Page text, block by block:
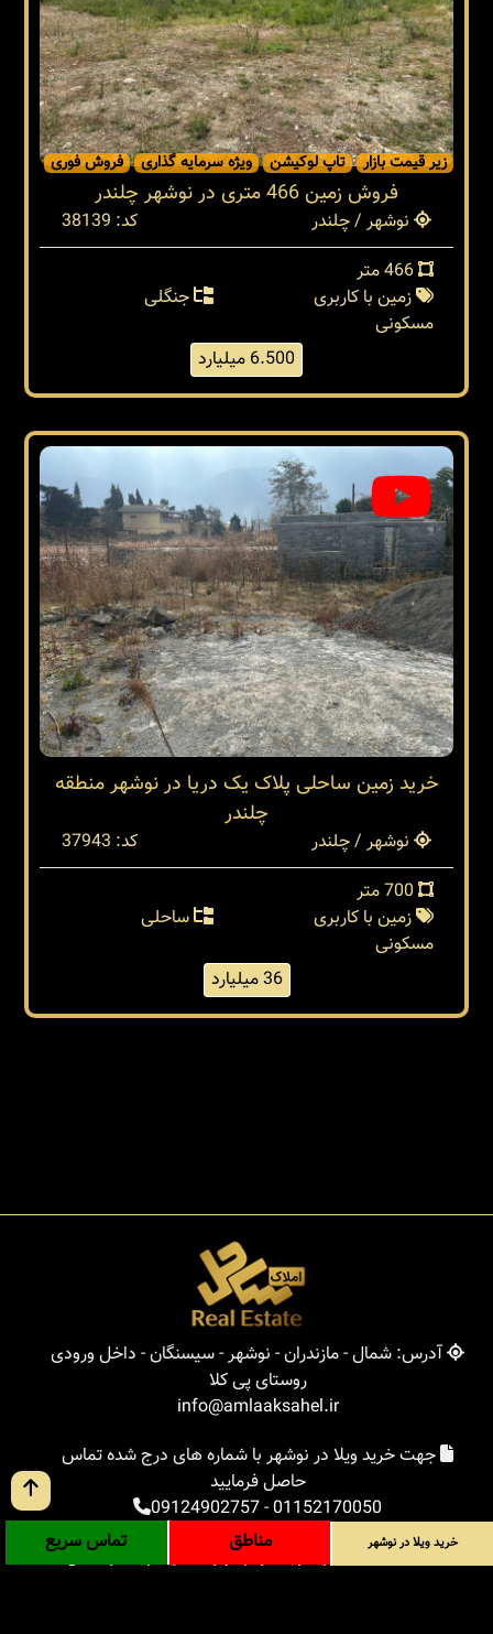
زیر قیمت بازار تاپ لوکیشن ویژه سرمایه گذاری فروش فوری
فروش زمین 466 متری در نوشهر چلندر
نوشهر / چلندر
کد: 38139
زمین با کاربری
مسکونی
جنگلی
6.500 میلیارد
خرید زمین ساحلی پلاک یک دریا در نوشهر منطقه
چلندر
نوشهر / چلندر
کد: 37943
زمین با کاربری
مسکونی
ساحلی
36 میلیارد
آدرس: شمال - مازندران - نوشهر - سیسنگان - داخل ورودی
روستای پی کلا
info@amlaaksahel.ir
جهت خرید ویلا در نوشهر با شماره های درج شده تماس
حاصل فرمایید
01152170050
-
09124902757
املاک ساحل
خرید ویلا در نوشهر
خرید ویلا در شمال
خرید ویلا در نوشهر مناطق تماس سریع